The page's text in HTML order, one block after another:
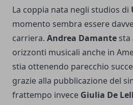
La coppia nata negli studios di
momento sembra essere
carriera. Andrea Damante sta
orizzonti musicali anche in
stia ottenendo parecchio
grazie alla pubblicazione del
frattempo invece Giulia De